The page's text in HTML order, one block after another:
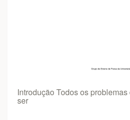
Introdução Todos os
ser